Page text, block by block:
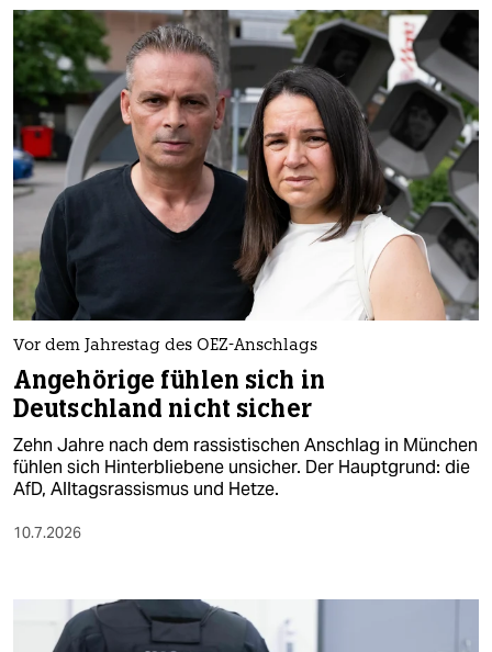
Vor dem Jahrestag des OEZ-Anschlags
Angehörige fühlen sich in
Deutschland nicht sicher
Zehn Jahre nach dem rassistischen Anschlag in München
fühlen sich Hinterbliebene unsicher. Der Hauptgrund: die
AfD, Alltagsrassismus und Hetze.
10.7.2026